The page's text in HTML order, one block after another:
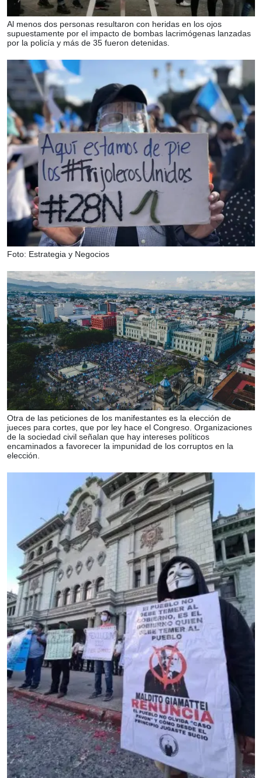
Al menos dos personas resultaron con heridas en los ojos
supuestamente por el impacto de bombas lacrimógenas lanzadas
por la policía y más de 35 fueron detenidas.
Foto: Estrategia y Negocios
Otra de las peticiones de los manifestantes es la elección de
jueces para cortes, que por ley hace el Congreso. Organizaciones
de la sociedad civil señalan que hay intereses políticos
encaminados a favorecer la impunidad de los corruptos en la
elección.